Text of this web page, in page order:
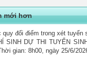
mới hơn
đổi điểm trong xét tuyển
SINH DỰ THI TUYỂN
gian: 8h00, ngày 25/6/